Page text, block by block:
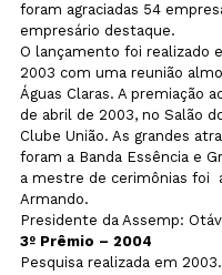
foram agraciadas 54
empresário destaque.
O lançamento foi realizado
2003 com uma reunião
Águas Claras. A premiação
de abril de 2003, no Salão
Clube União. As grandes
foram a Banda Essência e
a mestre de cerimônias foi
Armando.
3º Prêmio – 2004
Pesquisa realizada em